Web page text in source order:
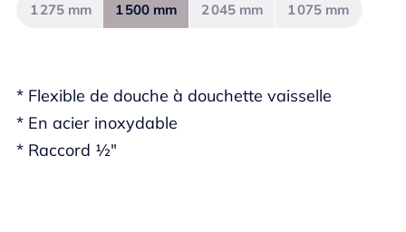
* Flexible de douche à douchette vaisselle
* En acier inoxydable
* Raccord ½"
1 275 mm 1 500 mm 2 045 mm 1 075 mm